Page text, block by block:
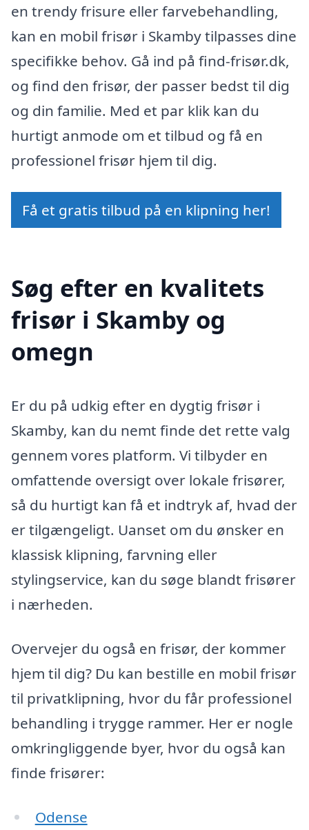
en trendy frisure eller farvebehandling,
kan en mobil frisør i Skamby tilpasses dine
specifikke behov. Gå ind på find-frisør.dk,
og find den frisør, der passer bedst til dig
og din familie. Med et par klik kan du
hurtigt anmode om et tilbud og få en
professionel frisør hjem til dig.
Få et gratis tilbud på en klipning her!
Søg efter en kvalitets
frisør i Skamby og
omegn
Er du på udkig efter en dygtig frisør i
Skamby, kan du nemt finde det rette valg
gennem vores platform. Vi tilbyder en
omfattende oversigt over lokale frisører,
så du hurtigt kan få et indtryk af, hvad der
er tilgængeligt. Uanset om du ønsker en
klassisk klipning, farvning eller
stylingservice, kan du søge blandt frisører
i nærheden.
Overvejer du også en frisør, der kommer
hjem til dig? Du kan bestille en mobil frisør
til privatklipning, hvor du får professionel
behandling i trygge rammer. Her er nogle
omkringliggende byer, hvor du også kan
finde frisører:
Odense